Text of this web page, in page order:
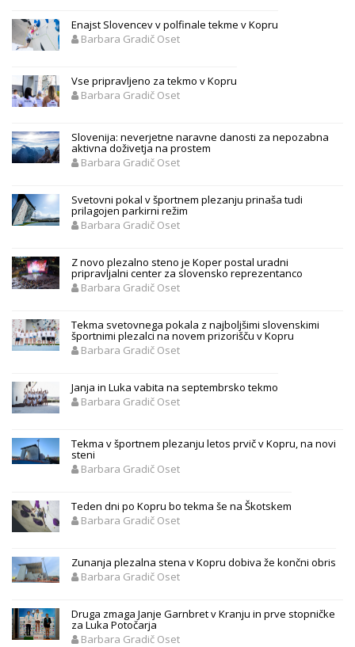
Enajst Slovencev v polfinale tekme v Kopru
Barbara Gradič Oset
Vse pripravljeno za tekmo v Kopru
Barbara Gradič Oset
Slovenija: neverjetne naravne danosti za nepozabna
aktivna doživetja na prostem
Barbara Gradič Oset
Svetovni pokal v športnem plezanju prinaša tudi
prilagojen parkirni režim
Barbara Gradič Oset
Z novo plezalno steno je Koper postal uradni
pripravljalni center za slovensko reprezentanco
Barbara Gradič Oset
Tekma svetovnega pokala z najboljšimi slovenskimi
športnimi plezalci na novem prizorišču v Kopru
Barbara Gradič Oset
Janja in Luka vabita na septembrsko tekmo
Barbara Gradič Oset
Tekma v športnem plezanju letos prvič v Kopru, na novi
steni
Barbara Gradič Oset
Teden dni po Kopru bo tekma še na Škotskem
Barbara Gradič Oset
Zunanja plezalna stena v Kopru dobiva že končni obris
Barbara Gradič Oset
Druga zmaga Janje Garnbret v Kranju in prve stopničke
za Luka Potočarja
Barbara Gradič Oset